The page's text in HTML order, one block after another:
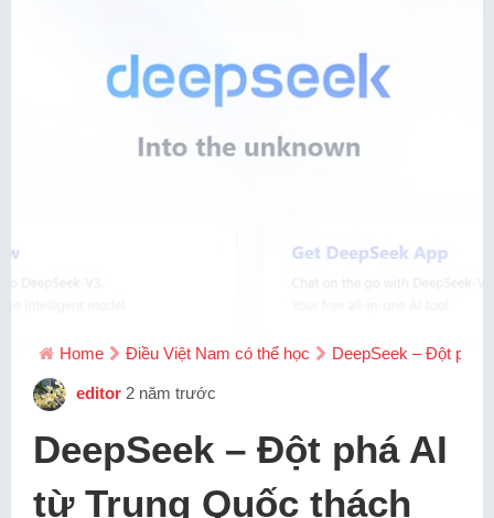
Home Điều Việt Nam có thể học DeepSeek – Đột phá
editor 2 năm trước
DeepSeek – Đột phá AI
từ Trung Quốc thách